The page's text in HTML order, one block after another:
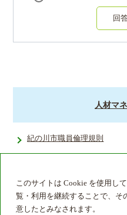
このサイトは Cookie を使用し
覧・利用を継続することで、そ
意したとみなされます。
回
人材マ
紀の川市職員倫理規則
ウェブアクセシビリティ プ
組織機構
リ